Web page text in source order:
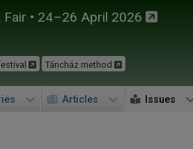
Fair • 24–26 April 2026
Táncház method
Articles Issues